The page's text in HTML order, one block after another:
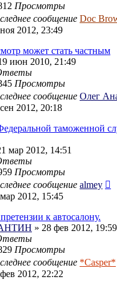
Просмотры
сообщение Doc
2012, 23:49
может стать частным
июн 2010, 21:49
Просмотры
сообщение Олег
2012, 20:18
таможенной
мар 2012, 14:51
Просмотры
сообщение almey
2012, 15:45
к автосалону.
» 28 фев 2012, 19:59
Просмотры
сообщение *Casper*
2012, 22:22